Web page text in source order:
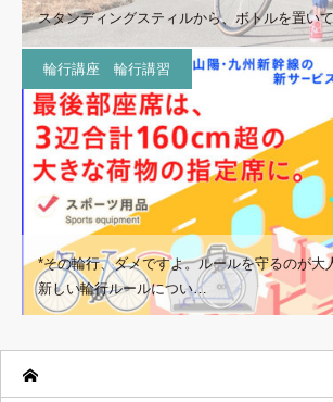
スタンディングスティルから、ボトルを置い
輪行講座 輪行講習
*その輪行、ダメですよ。ルールを守るのが大
新しい輪行ルールについ…